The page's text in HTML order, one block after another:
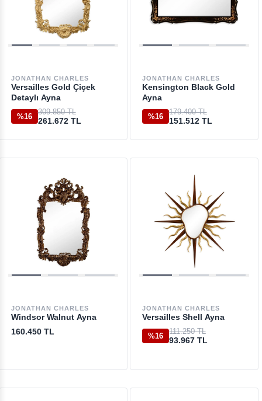
JONATHAN CHARLES
Versailles Gold Çiçek
Detaylı Ayna
%16
309.850 TL
261.672 TL
JONATHAN CHARLES
Kensington Black Gold
Ayna
%16
179.400 TL
151.512 TL
JONATHAN CHARLES
Windsor Walnut Ayna
160.450 TL
JONATHAN CHARLES
Versailles Shell Ayna
%16
111.250 TL
93.967 TL